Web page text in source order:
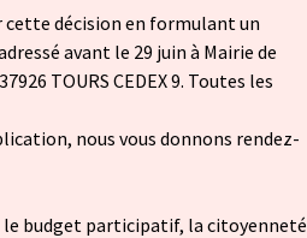
cette décision en formulant un
avant le 29 juin à Mairie de
TOURS CEDEX 9. Toutes les
nous vous donnons rendez-
le budget participatif, la citoyenneté